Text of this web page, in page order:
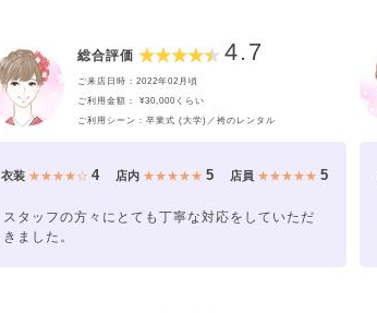
総合評価 4.7
ご来店日時：2022年02月頃
ご利用金額： ¥30,000くらい
ご利用シーン：卒業式 (大学)／袴のレンタル
衣装 ★★★★☆4 店内 ★★★★★ 5 店員 ★★★★★ 5
スタッフの方々にとても丁寧な対応をしていただ
きました。